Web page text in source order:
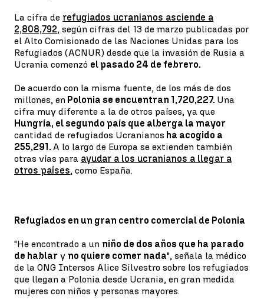
La cifra de refugiados ucranianos asciende a
2,808,792, según cifras del 13 de marzo publicadas por
el Alto Comisionado de las Naciones Unidas para los
Refugiados (ACNUR) desde que la invasión de Rusia a
Ucrania comenzó el pasado 24 de febrero.
De acuerdo con la misma fuente, de los más de dos
millones, en Polonia se encuentran 1,720,227. Una
cifra muy diferente a la de otros países, ya que
Hungría, el segundo país que alberga la mayor
cantidad de refugiados Ucranianos ha acogido a
255,291. A lo largo de Europa se extienden también
otras vías para ayudar a los ucranianos a llegar a
otros países, como España.
Refugiados en un gran centro comercial de Polonia
"He encontrado a un niño de dos años que ha parado
de hablar y no quiere comer nada", señala la médico
de la ONG Intersos Alice Silvestro sobre los refugiados
que llegan a Polonia desde Ucrania, en gran medida
mujeres con niños y personas mayores.